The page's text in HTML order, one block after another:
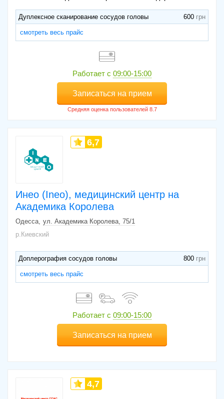
Дуплексное сканирование сосудов головы 600
смотреть весь прайс
Работает с 09:00-15:00
Записаться на прием
Инео (Ineo), медицинский центр на
Академика Королева
6,7
Одесса ул. Академика Королева, 75/1
р.Киевский
Доплерография сосудов головы 800
смотреть весь прайс
Работает с 09:00-15:00
Записаться на прием
4,7